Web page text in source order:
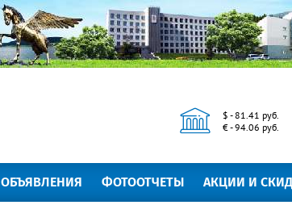
$ - 81.41 руб.
€ - 94.06 руб.
ОБЪЯВЛЕНИЯ ФОТООТЧЕТЫ АКЦИИ И